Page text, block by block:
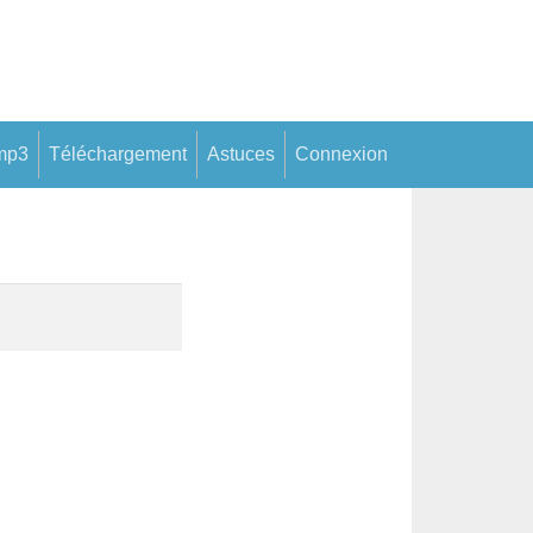
Téléchargement Astuces Connexion